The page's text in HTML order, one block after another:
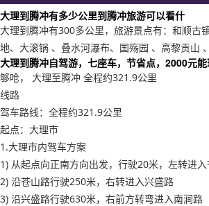
大理到腾冲有多少公里到腾冲旅游可以看什
大理到腾冲有300多公里，旅游景点有：和顺古
地、大滚锅 、叠水河瀑布、国殇园 、高黎贡山
大理到腾冲自驾游，七座车，节省点，2000元能
够呛， 大理至腾冲 全程约321.9公里
线路
驾车路线：全程约321.9公里
起点：大理市
1.大理市内驾车方案
1) 从起点向正南方向出发，行驶20米，左转进
2) 沿苍山路行驶250米，右转进入兴盛路
3) 沿兴盛路行驶630米，右前方转弯进入南涧路